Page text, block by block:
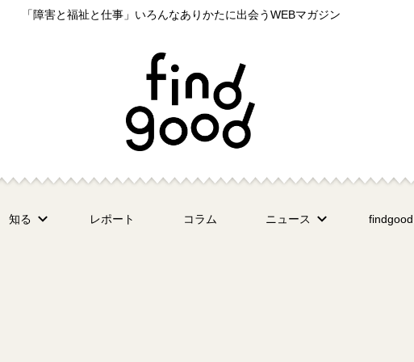
「障害と福祉と仕事」いろんなありかたに出会うWEBマガジン
知る レポート コラム ニュース